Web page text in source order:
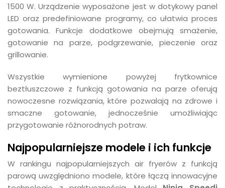
1500 W. Urządzenie wyposażone jest w dotykowy panel
LED oraz predefiniowane programy, co ułatwia proces
gotowania. Funkcje dodatkowe obejmują smażenie,
gotowanie na parze, podgrzewanie, pieczenie oraz
grillowanie.
Wszystkie wymienione powyżej frytkownice
beztłuszczowe z funkcją gotowania na parze oferują
nowoczesne rozwiązania, które pozwalają na zdrowe i
smaczne gotowanie, jednocześnie umożliwiając
przygotowanie różnorodnych potraw.
Najpopularniejsze modele i ich funkcje
W rankingu najpopularniejszych air fryerów z funkcją
parową uwzględniono modele, które łączą innowacyjne